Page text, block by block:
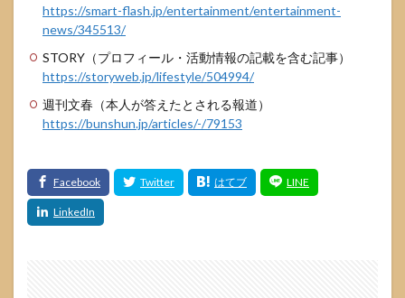
https://smart-flash.jp/entertainment/entertainment-
news/345513/
STORY（プロフィール・活動情報の記載を含む記事）
https://storyweb.jp/lifestyle/504994/
週刊文春（本人が答えたとされる報道）
https://bunshun.jp/articles/-/79153